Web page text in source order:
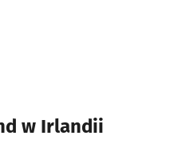
w Irlandii